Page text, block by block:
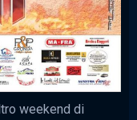
weekend di